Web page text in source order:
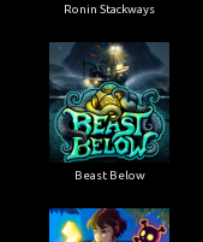
Ronin Stackways
Beast Below